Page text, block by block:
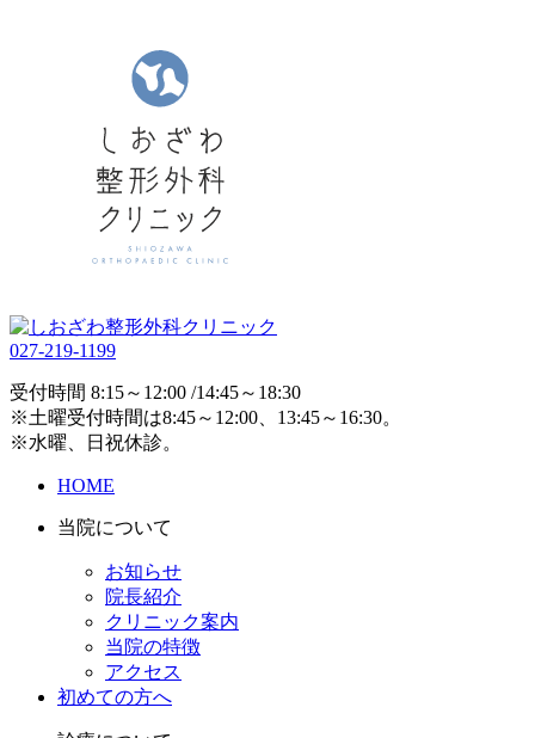
027-219-1199
受付時間 8:15～12:00 /14:45～18:30
※土曜受付時間は8:45～12:00、13:45～16:30。
※水曜、日祝休診。
HOME
当院について
お知らせ
院長紹介
クリニック案内
当院の特徴
アクセス
初めての方へ